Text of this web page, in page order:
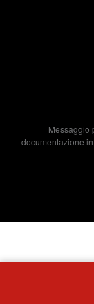
Messaggio
documentazione